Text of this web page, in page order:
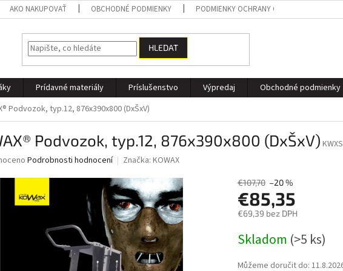
AKO NAKUPOVAŤ OBCHODNÉ PODMIENKY PODMIENKY OCHRANY OSOBNÝCH ÚDAJOV
HLEDAT
Prídavné materiály Príslušenstvo Výpredaj Obchodné podmienky
Podvozok, typ.12, 876x390x800 (DxŠxV)
Podvozok, typ.12, 876x390x800 (DxŠxV)
Podrobnosti hodnocení Značka: KOWAX
€107,70 –20 %
€85,35
€69,39 bez DPH
cena:
Skladom (>5 ks)
Můžeme doručit do: